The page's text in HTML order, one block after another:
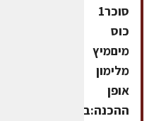
סוכר1
כוס
מיםמיץ
מלימון
אופן
ההכנה:בתוך